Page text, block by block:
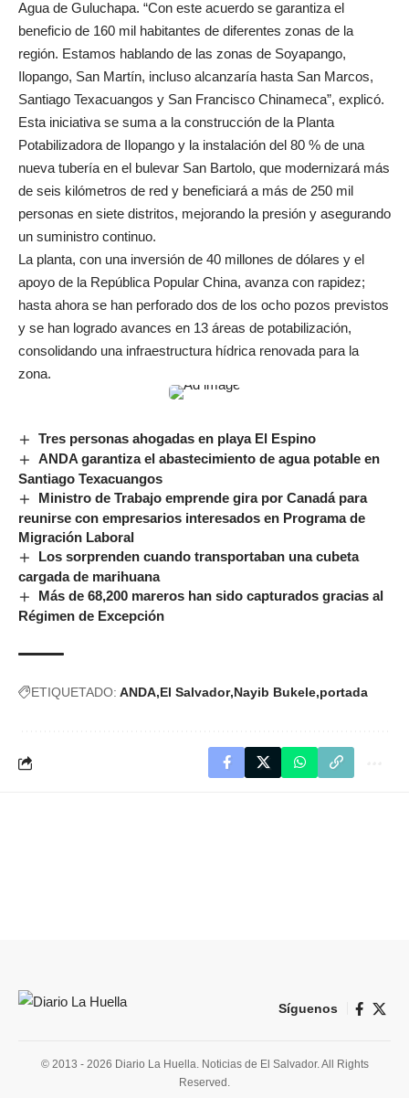
Agua de Guluchapa. “Con este acuerdo se garantiza el
beneficio de 160 mil habitantes de diferentes zonas de la
región. Estamos hablando de las zonas de Soyapango,
Ilopango, San Martín, incluso alcanzaría hasta San Marcos,
Santiago Texacuangos y San Francisco Chinameca”, explicó.
Esta iniciativa se suma a la construcción de la Planta
Potabilizadora de Ilopango y la instalación del 80 % de una
nueva tubería en el bulevar San Bartolo, que modernizará más
de seis kilómetros de red y beneficiará a más de 250 mil
personas en siete distritos, mejorando la presión y asegurando
un suministro continuo.
La planta, con una inversión de 40 millones de dólares y el
apoyo de la República Popular China, avanza con rapidez;
hasta ahora se han perforado dos de los ocho pozos previstos
y se han logrado avances en 13 áreas de potabilización,
consolidando una infraestructura hídrica renovada para la
zona.
Tres personas ahogadas en playa El Espino
ANDA garantiza el abastecimiento de agua potable en
Santiago Texacuangos
Ministro de Trabajo emprende gira por Canadá para
reunirse con empresarios interesados en Programa de
Migración Laboral
Los sorprenden cuando transportaban una cubeta
cargada de marihuana
Más de 68,200 mareros han sido capturados gracias al
Régimen de Excepción
ETIQUETADO: ANDA El Salvador Nayib Bukele portada
Síguenos
© 2013 - 2026 Diario La Huella. Noticias de El Salvador. All Rights
Reserved.